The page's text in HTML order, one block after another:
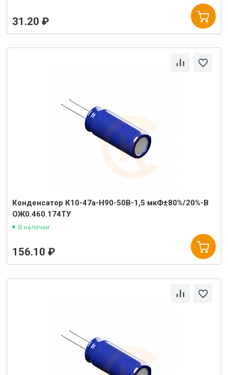
31.20 ₽
Конденсатор К10-47а-Н90-50В-1,5 мкФ±80%/20%-В
ОЖ0.460.174ТУ
В наличии
156.10 ₽